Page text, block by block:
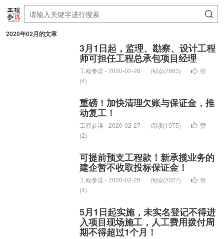
2020年02月的文章
3月1日起，监理、勘察、设计工程
师可担任工程总承包项目经理
工程参谋 - 2020-02-28 阅读(2863)
赞
(4)
重磅！加快清理欠账与保证金，推
动复工！
工程参谋 - 2020-02-27 阅读(1975)
赞
(2)
可提前预支工程款！新承揽业务的
建企暂不收取投标保证金！
工程参谋 - 2020-02-26 阅读(2027)
赞
(4)
5月1日起实施，未实名登记不得进
入项目现场施工，人工费用拨付周
期不得超过1个月！